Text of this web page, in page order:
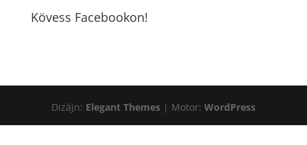
Kövess Facebookon!
Dizájn: Elegant Themes| Motor: WordPress